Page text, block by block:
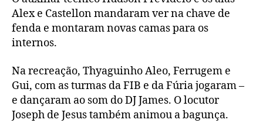
Alex e Castellon mandaram ver na chave de
fenda e montaram novas camas para os
internos.
Na recreação, Thyaguinho Aleo, Ferrugem e
Gui, com as turmas da FIB e da Fúria jogaram –
e dançaram ao som do DJ James. O locutor
Joseph de Jesus também animou a bagunça.